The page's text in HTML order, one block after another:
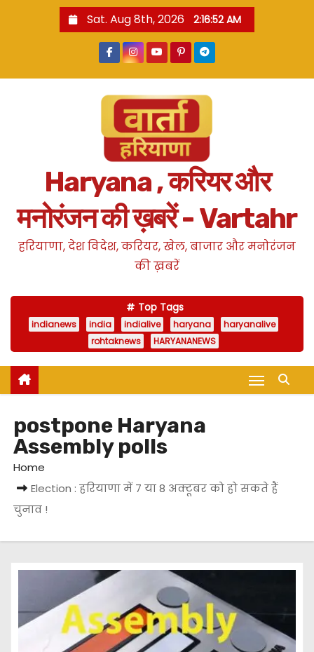
Sat. Aug 8th, 2026 2:16:52 AM
Haryana , करियर और
मनोरंजन की ख़बरें - Vartahr
हरियाणा, देश विदेश, करियर, खेल, बाजार और मनोरंजन
की ख़बरें
Top Tags
indianews india indialive haryana
haryanalive
rohtaknews
HARYANANEWS
postpone Haryana
Assembly polls
Home
Election : हरियाणा में 7 या 8 अक्टूबर को हो सकते हैं
चुनाव !